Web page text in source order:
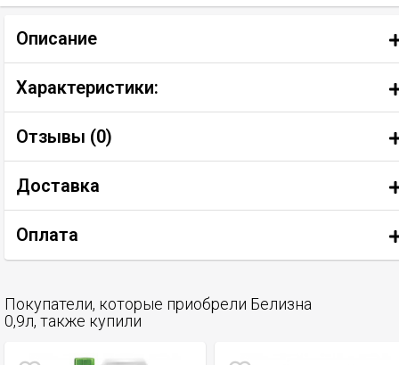
Описание
Характеристики:
Отзывы (0)
Доставка
Оплата
Покупатели, которые приобрели Белизна
0,9л, также купили